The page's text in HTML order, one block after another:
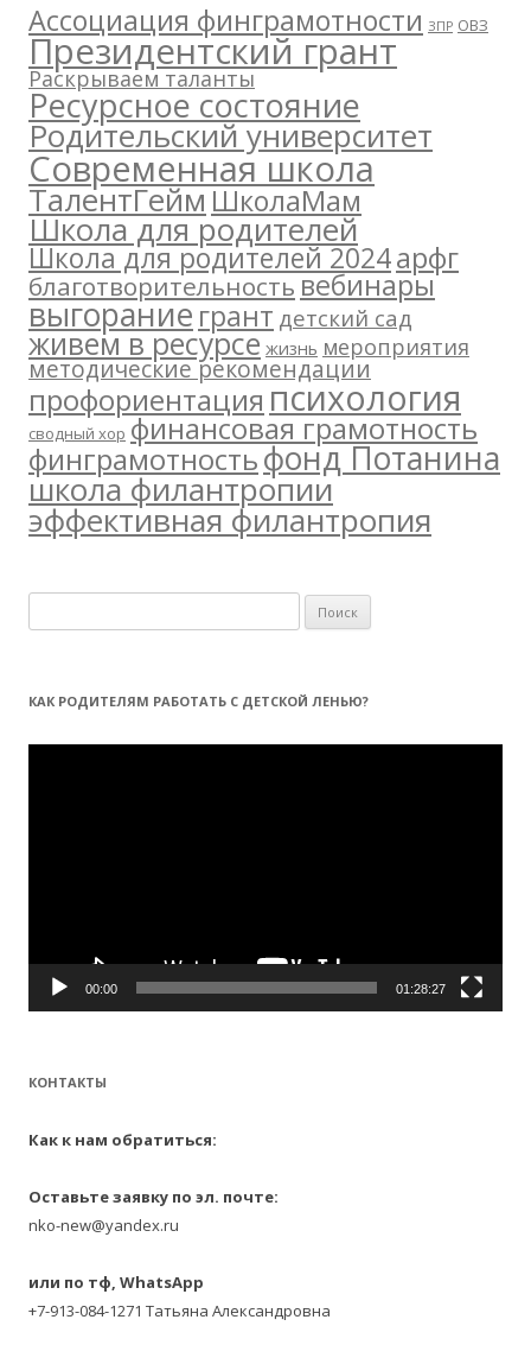
Ассоциация финграмотности ЗПР ОВЗ
Президентский грант
Раскрываем таланты
Ресурсное состояние
Родительский университет
Современная школа
ТалентГеймШколаМам
Школа для родителей
Школа для родителей 2024арфг
благотворительностьвебинары
выгораниегрант детский сад
живем в ресурсе жизнь мероприятия
методические рекомендации
профориентация психология
сводный хор финансовая грамотность
финграмотностьфонд Потанина
школа филантропии
эффективная филантропия
а
т
:
КАК РОДИТЕЛЯМ РАБОТАТЬ С ДЕТСКОЙ ЛЕНЬЮ?
Видеоплеер
00:00 01:28:27
КОНТАКТЫ
Как к нам обратиться:
Оставьте заявку по эл. почте:
nko-new@yandex.ru
или по тф, WhatsApp
+7-913-084-1271 Татьяна Александровна